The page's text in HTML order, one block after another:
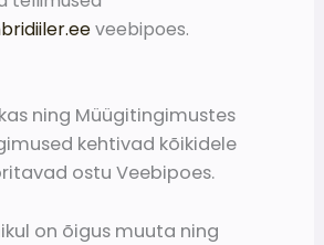
veebipoes.
ning Müügitingimustes
kehtivad kõikidele
ostu Veebipoes.
on õigus muuta ning